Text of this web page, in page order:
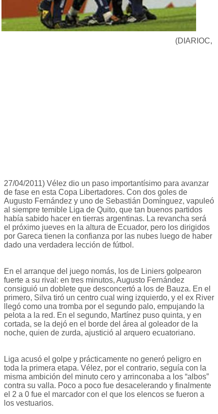
(DIARIOC,
27/04/2011) Vélez dio un paso importantísimo para avanzar
de fase en esta Copa Libertadores. Con dos goles de
Augusto Fernández y uno de Sebastián Domínguez, vapuleó
al siempre temible Liga de Quito, que tan buenos partidos
había sabido hacer en tierras argentinas. La revancha será
el próximo jueves en la altura de Ecuador, pero los dirigidos
por Gareca tienen la confianza por las nubes luego de haber
dado una verdadera lección de fútbol.
En el arranque del juego nomás, los de Liniers golpearon
fuerte a su rival: en tres minutos, Augusto Fernández
consiguió un doblete que desconcertó a los de Bauza. En el
primero, Silva tiró un centro cual wing izquierdo, y el ex River
llegó como una tromba por el segundo palo, empujando la
pelota a la red. En el segundo, Martínez puso quinta, y en
cortada, se la dejó en el borde del área al goleador de la
noche, quien de zurda, ajustició al arquero ecuatoriano.
Liga acusó el golpe y prácticamente no generó peligro en
toda la primera etapa. Vélez, por el contrario, seguía con la
misma ambición del minuto cero y arrinconaba a los “albos”
contra su valla. Poco a poco fue desacelerando y finalmente
el 2 a 0 fue el marcador con el que los elencos se fueron a
los vestuarios.